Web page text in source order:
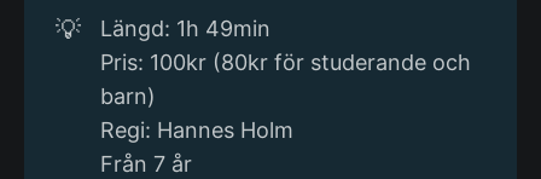
💡
Längd: 1h 49min
Pris: 100kr (80kr för studerande och
barn)
Regi: Hannes Holm
Från 7 år